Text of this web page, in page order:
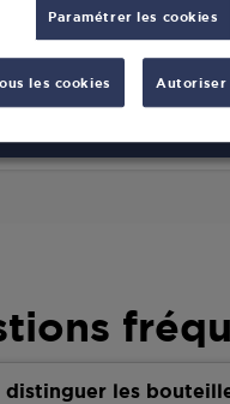
ADRIEN
distinguer les
Paramétrer les cookies
les cookies Autoriser